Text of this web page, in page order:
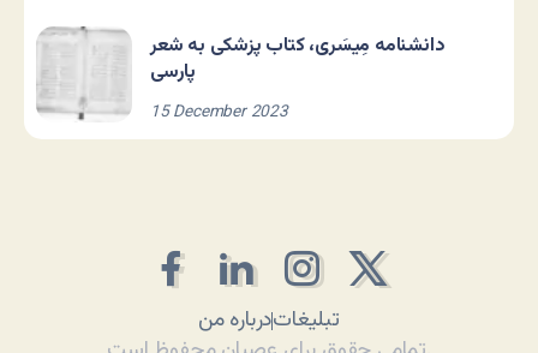
دانشنامه مِیسَری، کتاب پزشکی به شعر
پارسی
15 December 2023
درباره منتبلیغات